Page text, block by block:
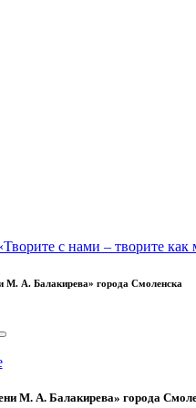
с нами – творите как
М. А. Балакирева» города Смоленска
М. А. Балакирева» города